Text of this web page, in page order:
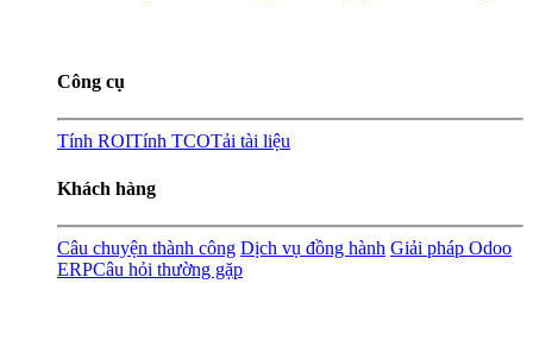
Công cụ
Tính ROITính TCOTải tài liệu
Khách hàng
Câu chuyện thành công Dịch vụ đồng hành Giải pháp Odoo
ERPCâu hỏi thường gặp